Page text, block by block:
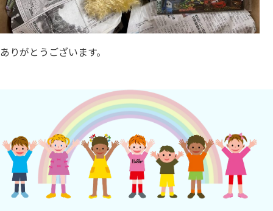
ありがとうございます。